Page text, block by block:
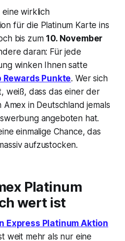
eine wirklich
für die Platinum Karte ins
bis zum 10. November
daran: Für jede
winken Ihnen satte
Punkte. Wer sich
weiß, dass das einer der
Amex in Deutschland jemals
angeboten hat.
einmalige Chance, das
aufzustocken.
Platinum
wert ist
Express Platinum Aktion
weit mehr als nur eine